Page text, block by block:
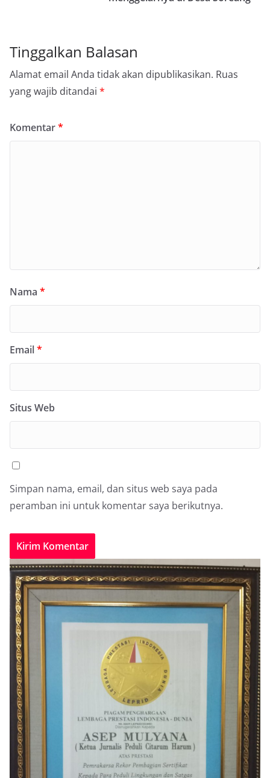
Tinggalkan Balasan
Alamat email Anda tidak akan dipublikasikan. Ruas
yang wajib ditandai *
Komentar*
Nama *
Email*
Situs Web
Simpan nama, email, dan situs web saya pada
peramban ini untuk komentar saya berikutnya.